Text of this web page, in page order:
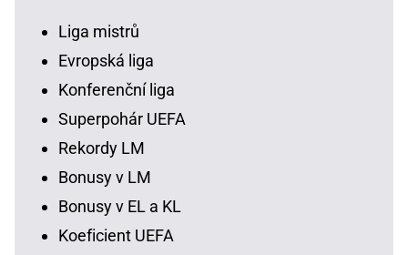
Liga mistrů
Evropská liga
Konferenční liga
Superpohár UEFA
Rekordy LM
Bonusy v LM
Bonusy v EL a KL
Koeficient UEFA